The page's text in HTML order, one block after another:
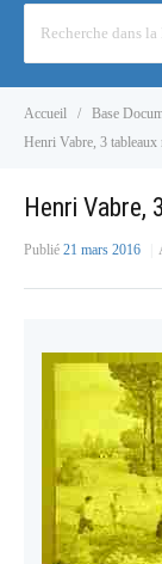
Accueil Base
Henri Vabre, 3 tableaux
Henri Vabre,
Publié 21 mars 2016